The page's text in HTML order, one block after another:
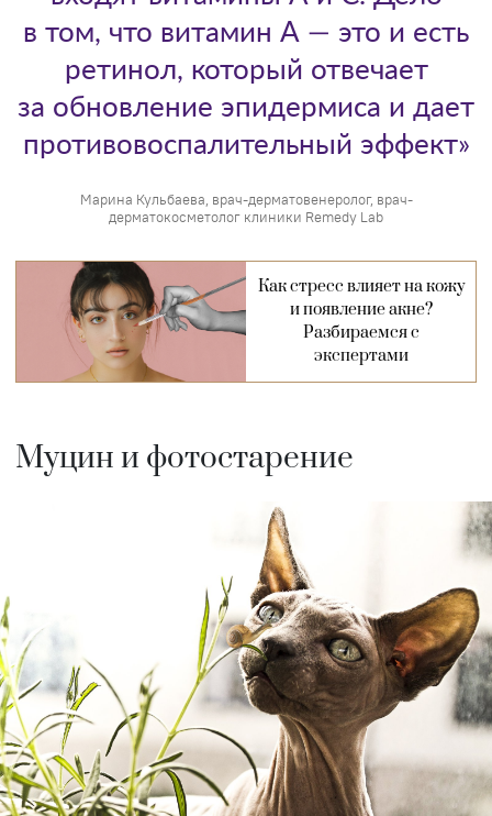
Марина Кульбаева, врач-дерматовенеролог, врач-
дерматокосметолог клиники Remedy Lab
в том, что витамин А — это и есть
ретинол, который отвечает
за обновление эпидермиса и дает
противовоспалительный эффект»
Как стресс влияет на кожу
и появление акне?
Разбираемся с
экспертами
Муцин и фотостарение